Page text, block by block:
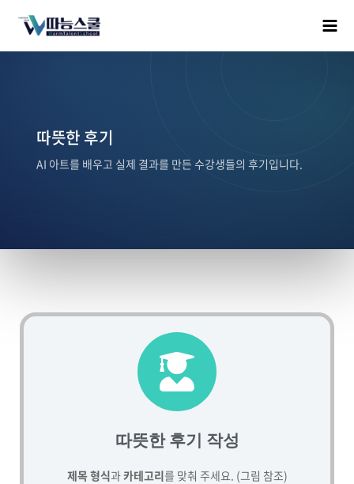
따뜻한 후기
AI 아트를 배우고 실제 결과를 만든 수강생들의 후기입니다.
따뜻한 후기 작성
제목 형식과카테고리를 맞춰 주세요. (그림 참조)